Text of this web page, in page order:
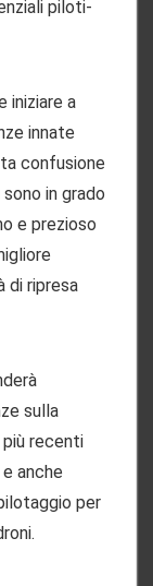
piloti-
iniziare a
innate
confusione
in grado
e prezioso
di ripresa
sulla
recenti
anche
per